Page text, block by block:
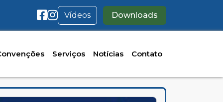
Vídeos Downloads
Serviços Notícias Contato